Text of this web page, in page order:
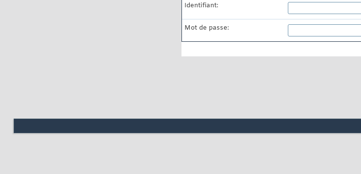
Identifiant:
Mot de passe: